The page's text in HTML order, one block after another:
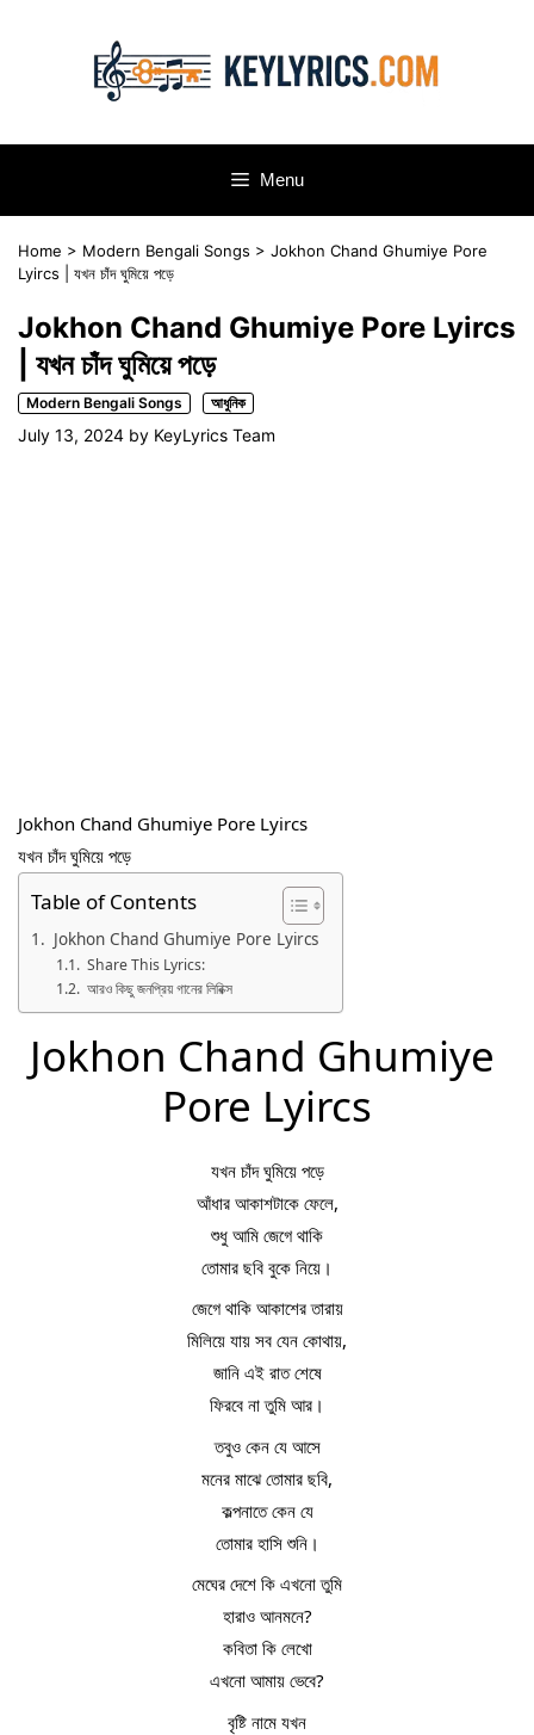
Menu
Home > Modern Bengali Songs > Jokhon Chand Ghumiye Pore
Lyircs | যখন চাঁদ ঘুমিয়ে পড়ে
Jokhon Chand Ghumiye Pore Lyircs
| যখন চাঁদ ঘুমিয়ে পড়ে
Modern Bengali Songs আধুনিক
July 13, 2024 by KeyLyrics Team
Jokhon Chand Ghumiye Pore Lyircs
যখন চাঁদ ঘুমিয়ে পড়ে
Table of Contents
Jokhon Chand Ghumiye Pore Lyircs
Share This Lyrics:
আরও কিছু জনপ্রিয় গানের লিরিক্স
Jokhon Chand Ghumiye
Pore Lyircs
যখন চাঁদ ঘুমিয়ে পড়ে
আঁধার আকাশটাকে ফেলে,
শুধু আমি জেগে থাকি
তোমার ছবি বুকে নিয়ে।
জেগে থাকি আকাশের তারায়
মিলিয়ে যায় সব যেন কোথায়,
জানি এই রাত শেষে
ফিরবে না তুমি আর।
তবুও কেন যে আসে
মনের মাঝে তোমার ছবি,
কল্পনাতে কেন যে
তোমার হাসি শুনি।
মেঘের দেশে কি এখনো তুমি
হারাও আনমনে?
কবিতা কি লেখো
এখনো আমায় ভেবে?
বৃষ্টি নামে যখন